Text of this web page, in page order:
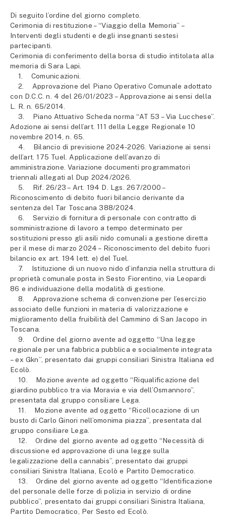
Di seguito l’ordine del giorno completo.
Cerimonia di restituzione – “Viaggio della Memoria” –
Interventi degli studenti e degli insegnanti sestesi
partecipanti.
Cerimonia di conferimento della borsa di studio intitolata alla
memoria di Sara Lapi.
1. Comunicazioni.
2. Approvazione del Piano Operativo Comunale adottato
con D.C.C. n. 4 del 26/01/2023 – Approvazione ai sensi della
L. R. n. 65/2014.
3. Piano Attuativo Scheda norma “AT 53 – Via Lucchese”.
Adozione ai sensi dell’art. 111 della Legge Regionale 10
novembre 2014, n. 65.
4. Bilancio di previsione 2024-2026. Variazione ai sensi
dell’art. 175 Tuel. Applicazione dell’avanzo di
amministrazione. Variazione documenti programmatori
triennali allegati al Dup 2024/2026.
5. Rif. 26/23 – Art. 194 D. Lgs. 267/2000 –
Riconoscimento di debito fuori bilancio derivante da
sentenza del Tar Toscana 388/2024.
6. Servizio di fornitura di personale con contratto di
somministrazione di lavoro a tempo determinato per
sostituzioni presso gli asili nido comunali a gestione diretta
per il mese di marzo 2024 – Riconoscimento del debito fuori
bilancio ex art. 194 lett. e) del Tuel.
7. Istituzione di un nuovo nido d’infanzia nella struttura di
proprietà comunale posta in Sesto Fiorentino, via Leopardi
86 e individuazione della modalità di gestione.
8. Approvazione schema di convenzione per l’esercizio
associato delle funzioni in materia di valorizzazione e
miglioramento della fruibilità del Cammino di San Jacopo in
Toscana.
9. Ordine del giorno avente ad oggetto “Una legge
regionale per una fabbrica pubblica e socialmente integrata
– ex Gkn”, presentato dai gruppi consiliari Sinistra Italiana ed
Ecolò.
10. Mozione avente ad oggetto “Riqualificazione del
giardino pubblico tra via Moravia e via dell’Osmannoro”,
presentata dal gruppo consiliare Lega.
11. Mozione avente ad oggetto “Ricollocazione di un
busto di Carlo Ginori nell’omonima piazza”, presentata dal
gruppo consiliare Lega.
12. Ordine del giorno avente ad oggetto “Necessità di
discussione ed approvazione di una legge sulla
legalizzazione della cannabis”, presentato dai gruppi
consiliari Sinistra Italiana, Ecolò e Partito Democratico.
13. Ordine del giorno avente ad oggetto “Identificazione
del personale delle forze di polizia in servizio di ordine
pubblico”, presentato dai gruppi consiliari Sinistra Italiana,
Partito Democratico, Per Sesto ed Ecolò.